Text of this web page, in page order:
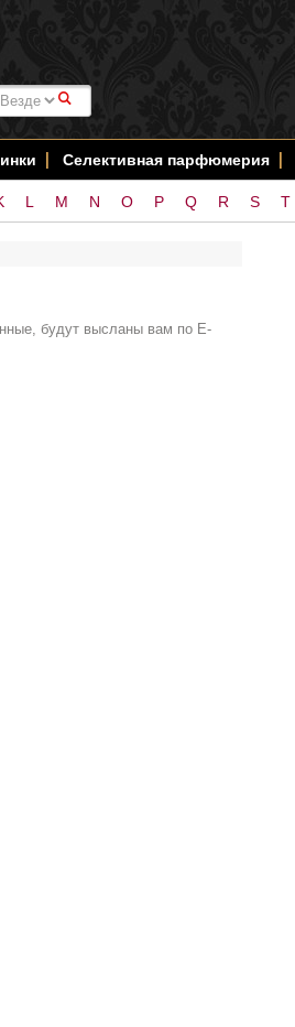
#
Селективная парфюмерия
L M N O P Q R S T
будут высланы вам по E-